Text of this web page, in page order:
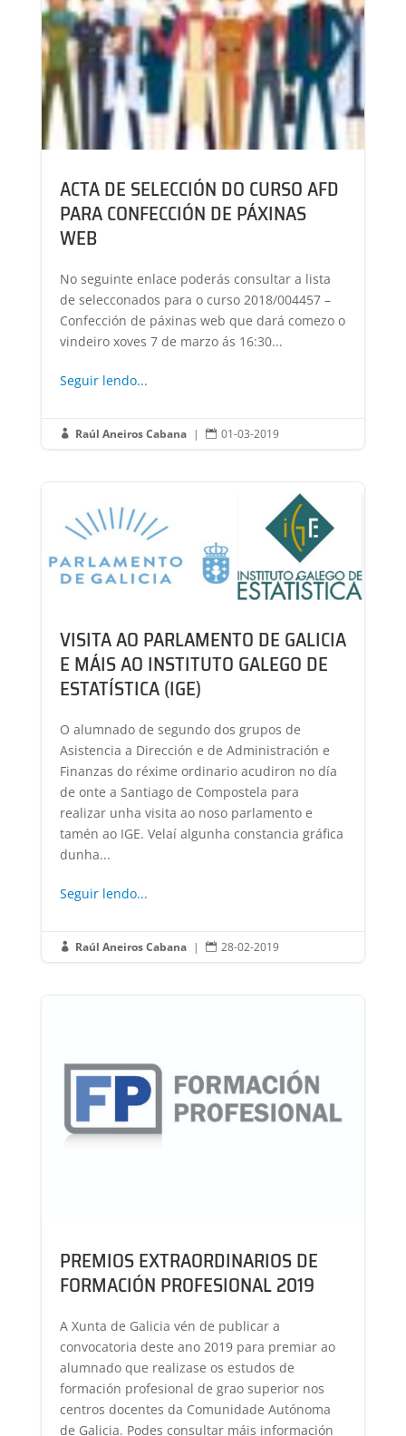
ACTA DE SELECCIÓN DO CURSO AFD
PARA CONFECCIÓN DE PÁXINAS
WEB
No seguinte enlace poderás consultar a lista
de selecconados para o curso 2018/004457 –
Confección de páxinas web que dará comezo o
vindeiro xoves 7 de marzo ás 16:30...
Seguir lendo...
 Raúl Aneiros Cabana |  01-03-2019
VISITA AO PARLAMENTO DE GALICIA
E MÁIS AO INSTITUTO GALEGO DE
ESTATÍSTICA (IGE)
O alumnado de segundo dos grupos de
Asistencia a Dirección e de Administración e
Finanzas do réxime ordinario acudiron no día
de onte a Santiago de Compostela para
realizar unha visita ao noso parlamento e
tamén ao IGE. Velaí algunha constancia gráfica
dunha...
Seguir lendo...
 Raúl Aneiros Cabana |  28-02-2019
PREMIOS EXTRAORDINARIOS DE
FORMACIÓN PROFESIONAL 2019
A Xunta de Galicia vén de publicar a
convocatoria deste ano 2019 para premiar ao
alumnado que realizase os estudos de
formación profesional de grao superior nos
centros docentes da Comunidade Autónoma
de Galicia. Podes consultar máis información